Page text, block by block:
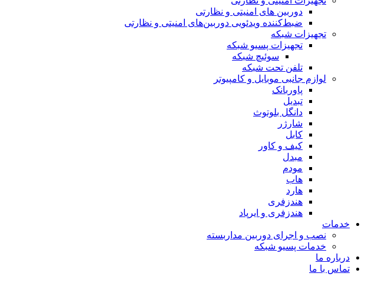
دوربین های امنیتی و نظارتی
ضبط‌کننده ویدئویی دوربین‌های امنیتی و نظارتی
تجهیزات شبکه
تجهیزات پسیو شبکه
سوئیچ‌ شبکه
تلفن تحت شبکه
لوازم جانبی موبایل و کامپیوتر
پاوربانک
تبدیل
دانگل بلوتوث
شارژر
کابل
کیف و کاور
مبدل
مودم
هاب
هارد
هندزفری
هندزفری و ایرپاد
خدمات
نصب و اجرای دوربین مداربسته
خدمات پسیو شبکه
درباره ما
تماس با ما